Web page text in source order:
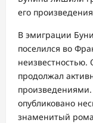
его
В эмиграции
поселился во
неизвестностью.
продолжал
опубликовано
знаменитый